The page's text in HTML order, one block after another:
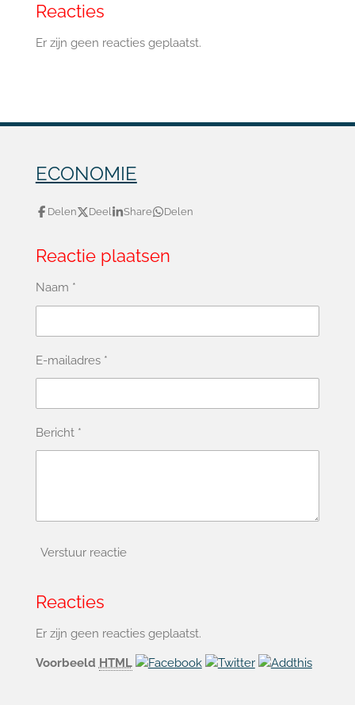
Reacties
Er zijn geen reacties geplaatst.
ECONOMIE
Delen Deel Share Delen
Reactie plaatsen
Naam *
E-mailadres *
Bericht *
Verstuur reactie
Reacties
Er zijn geen reacties geplaatst.
Voorbeeld HTML